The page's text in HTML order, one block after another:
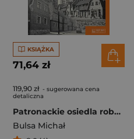
KSIĄŻKA
71,64 zł
119,90 zł - sugerowana cena
detaliczna
Patronackie osiedla robotnicze Tom 1 Górny Śląsk
Bulsa Michał